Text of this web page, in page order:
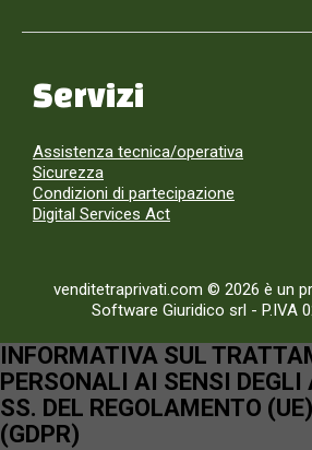
Servizi
Assistenza tecnica/operativa
Sicurezza
Condizioni di partecipazione
Digital Services Act
venditetraprivati.com © 2026 è un
Software Giuridico srl - P.IVA
INFORMATIVA SUL
PERSONALI AI SENSI
SS. DEL REGOLAMENTO
(GDPR)